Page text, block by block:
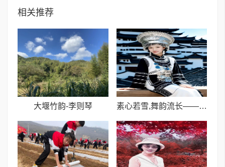
相关推荐
大堰竹韵-​李则琴 素心若雪,舞韵流长——记”全国十佳舞蹈教师”、宁波素心舞韵创始人王晶